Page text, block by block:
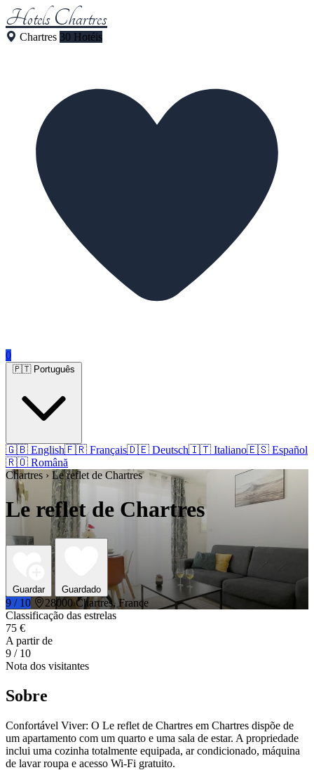
Hotels Chartres
Chartres 30 Hotéis
0
🇬🇧 English🇫🇷 Français🇩🇪 Deutsch🇮🇹 Italiano🇪🇸 Español
🇷🇴 Română
Chartres › Le reflet de Chartres
Le reflet de Chartres
Guardar Guardado
9 / 10
28000 Chartres, France
Classificação das estrelas
75 €
A partir de
9 / 10
Nota dos visitantes
Sobre
Confortável Viver: O Le reflet de Chartres em Chartres dispõe de
um apartamento com um quarto e uma sala de estar. A propriedade
inclui uma cozinha totalmente equipada, ar condicionado, máquina
de lavar roupa e acesso Wi-Fi gratuito.